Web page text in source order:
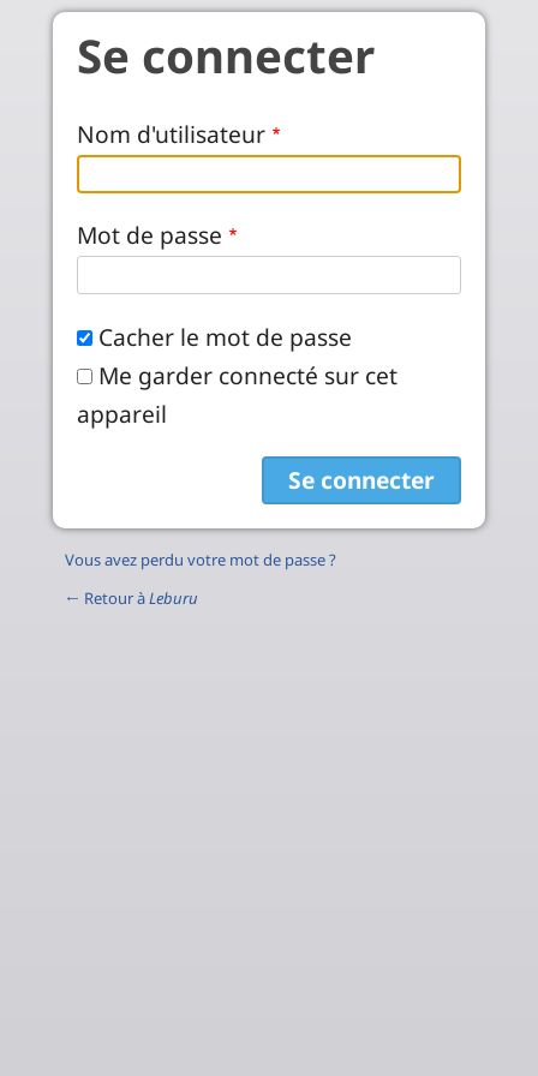
Aller au contenu principal
Se connecter
Nom d'utilisateur
Mot de passe
Cacher le mot de passe
Me garder connecté sur cet
appareil
Vous avez perdu votre mot de passe ?
← Retour àLeburu